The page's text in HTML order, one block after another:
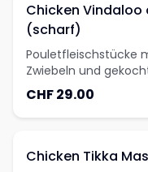
Chicken Vindaloo
(scharf)
Pouletfleischstücke
Zwiebeln und
CHF 29.00
Chicken Tikka